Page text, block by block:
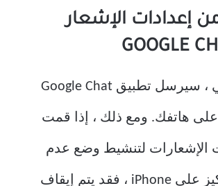
إعدادات الإشعار
بشكل افتراضي ، سيرسل تطبيق Google Chat
على هاتفك. ومع ذلك ، إذا قمت
الإشعارات لتنشيط وضع عدم
الإزعاج أو التركيز على iPhone ، فقد يتم إيقاف